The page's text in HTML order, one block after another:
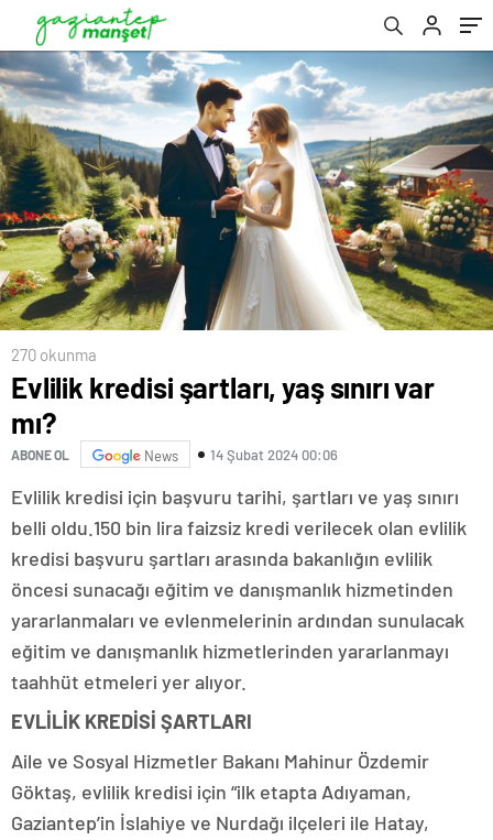
270 okunma
Evlilik kredisi şartları, yaş sınırı var
mı?
ABONE OL News 14 Şubat 2024 00:06
Evlilik kredisi için başvuru tarihi, şartları ve yaş sınırı
belli oldu.150 bin lira faizsiz kredi verilecek olan evlilik
kredisi başvuru şartları arasında bakanlığın evlilik
öncesi sunacağı eğitim ve danışmanlık hizmetinden
yararlanmaları ve evlenmelerinin ardından sunulacak
eğitim ve danışmanlık hizmetlerinden yararlanmayı
taahhüt etmeleri yer alıyor.
EVLİLİK KREDİSİ ŞARTLARI
Aile ve Sosyal Hizmetler Bakanı Mahinur Özdemir
Göktaş, evlilik kredisi için “ilk etapta Adıyaman,
Gaziantep’in İslahiye ve Nurdağı ilçeleri ile Hatay,